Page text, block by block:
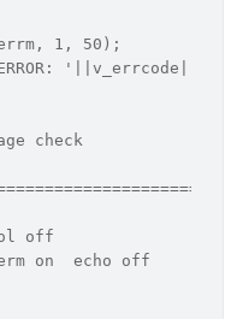
1, 50);
check
off
on  echo off